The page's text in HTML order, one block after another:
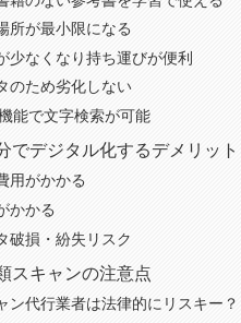
所が最小限になる
少なくなり持ち運びが便利
のため劣化しない
能で文字検索が可能
でデジタル化するデメリット
用がかかる
かかる
破損・紛失リスク
スキャンの注意点
ン代行業者は法律的にリスキー？